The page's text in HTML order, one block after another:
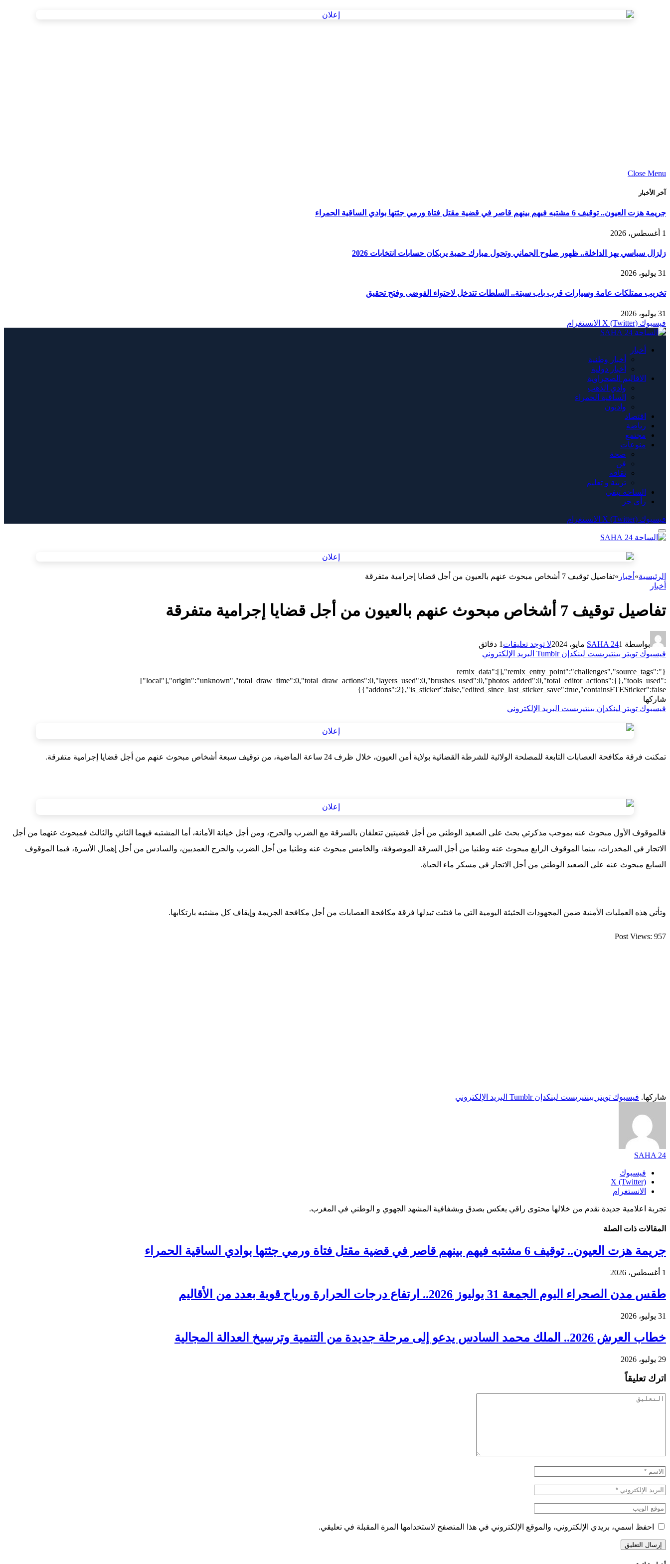
Close Menu
آخر الأخبار
جريمة هزت العيون.. توقيف 6 مشتبه فيهم بينهم قاصر في قضية مقتل فتاة ورمي جثتها بوادي الساقية الحمراء
1 أغسطس، 2026
زلزال سياسي يهز الداخلة.. ظهور صلوح الجماني وتحول مبارك حمية يربكان حسابات انتخابات 2026
31 يوليو، 2026
تخريب ممتلكات عامة وسيارات قرب باب سبتة.. السلطات تتدخل لاحتواء الفوضى وفتح تحقيق
31 يوليو، 2026
فيسبوك X (Twitter) الانستغرام
أخبار
أخبار وطنية
أخبار دولية
الاقاليم الصحراوية
وادي الذهب
الساقية الحمراء
وادنون
اقتصاد
رياضة
مجتمع
منوعات
صحة
فن
ثقافة
تربية و تعليم
الساحة تيفي
رأي حر
فيسبوك X (Twitter) الانستغرام
الرئيسية» أخبار »تفاصيل توقيف 7 أشخاص مبحوث عنهم بالعيون من أجل قضايا إجرامية متفرقة
أخبار
تفاصيل توقيف 7 أشخاص مبحوث عنهم بالعيون من أجل قضايا إجرامية متفرقة
بواسطة SAHA 241 مايو، 2024 لا توجد تعليقات 1 دقائق
فيسبوك تويتر بينتيريست لينكدإن Tumblr البريد الإلكتروني
{"remix_data":[],"remix_entry_point":"challenges","source_tags":
["local"],"origin":"unknown","total_draw_time":0,"total_draw_actions":0,"layers_used":0,"brushes_used":0,"photos_added":0,"total_editor_actions":{},"tools_used":
{"addons":2},"is_sticker":false,"edited_since_last_sticker_save":true,"containsFTESticker":false}
شاركها
فيسبوك تويتر لينكدإن بينتيريست البريد الإلكتروني
تمكنت فرقة مكافحة العصابات التابعة للمصلحة الولائية للشرطة القضائية بولاية أمن العيون، خلال ظرف 24 ساعة الماضية، من توقيف سبعة أشخاص مبحوث عنهم من أجل قضايا إجرامية متفرقة.
فالموقوف الأول مبحوث عنه بموجب مذكرتي بحث على الصعيد الوطني من أجل قضيتين تتعلقان بالسرقة مع الضرب والجرح، ومن أجل خيانة الأمانة، أما المشتبه فيهما الثاني والثالث فمبحوث عنهما من أجل
الاتجار في المخدرات، بينما الموقوف الرابع مبحوث عنه وطنيا من أجل السرقة الموصوفة، والخامس مبحوث عنه وطنيا من أجل الضرب والجرح العمديين، والسادس من أجل إهمال الأسرة، فيما الموقوف
السابع مبحوث عنه على الصعيد الوطني من أجل الاتجار في مسكر ماء الحياة.
وتأتي هذه العمليات الأمنية ضمن المجهودات الحثيثة اليومية التي ما فتئت تبدلها فرقة مكافحة العصابات من أجل مكافحة الجريمة وإيقاف كل مشتبه بارتكابها.
Post Views: 957
شاركها. فيسبوك تويتر بينتيريست لينكدإن Tumblr البريد الإلكتروني
SAHA 24
فيسبوك
X (Twitter)
الانستغرام
تجربة اعلامية جديدة نقدم من خلالها محتوى راقي يعكس بصدق وبشفافية المشهد الجهوي و الوطني في المغرب.
المقالات ذات الصلة
جريمة هزت العيون.. توقيف 6 مشتبه فيهم بينهم قاصر في قضية مقتل فتاة ورمي جثتها بوادي الساقية الحمراء
1 أغسطس، 2026
طقس مدن الصحراء اليوم الجمعة 31 يوليوز 2026.. ارتفاع درجات الحرارة ورياح قوية بعدد من الأقاليم
31 يوليو، 2026
خطاب العرش 2026.. الملك محمد السادس يدعو إلى مرحلة جديدة من التنمية وترسيخ العدالة المجالية
29 يوليو، 2026
اترك تعليقاً
احفظ اسمي، بريدي الإلكتروني، والموقع الإلكتروني في هذا المتصفح لاستخدامها المرة المقبلة في تعليقي.